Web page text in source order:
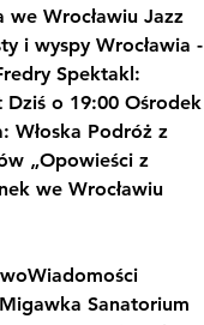
we Wrocławiu Jazz
i wyspy Wrocławia -
Spektakl:
Dziś o 19:00 Ośrodek
Włoska Podróż z
„Opowieści z
we Wrocławiu
Sanatorium